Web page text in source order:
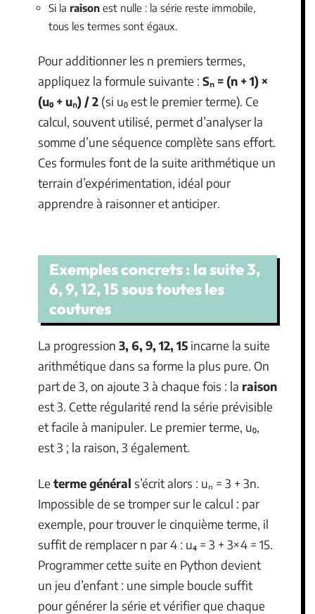
Si la raison est nulle : la série reste immobile,
tous les termes sont égaux.
Pour additionner les n premiers termes,
appliquez la formule suivante : Sₙ = (n + 1) ×
(u₀ + uₙ) / 2 (si u₀ est le premier terme). Ce
calcul, souvent utilisé, permet d’analyser la
somme d’une séquence complète sans effort.
Ces formules font de la suite arithmétique un
terrain d’expérimentation, idéal pour
apprendre à raisonner et anticiper.
Exemples concrets : la suite 3,
6, 9, 12, 15 sous toutes les
coutures
La progression 3, 6, 9, 12, 15 incarne la suite
arithmétique dans sa forme la plus pure. On
part de 3, on ajoute 3 à chaque fois : la raison
est 3. Cette régularité rend la série prévisible
et facile à manipuler. Le premier terme, u₀,
est 3 ; la raison, 3 également.
Le terme général s’écrit alors : uₙ = 3 + 3n.
Impossible de se tromper sur le calcul : par
exemple, pour trouver le cinquième terme, il
suffit de remplacer n par 4 : u₄ = 3 + 3×4 = 15.
Programmer cette suite en Python devient
un jeu d’enfant : une simple boucle suffit
pour générer la série et vérifier que chaque